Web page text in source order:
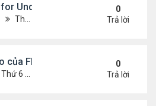
Understanding Diablo 4 Items
Thứ 7 Tháng 8 01, 2026 12:25 am
0
Trả lời
của FIFA từ chức để phán đối
Thứ 6 Tháng 7 31, 2026 7:15 pm
0
Trả lời